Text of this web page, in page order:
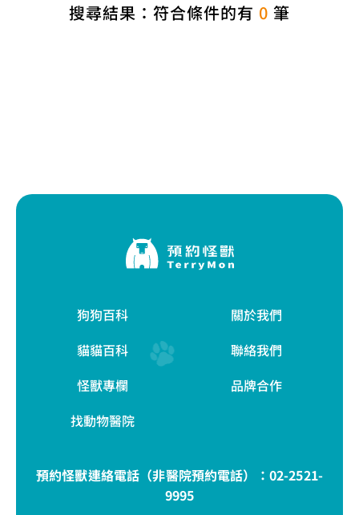
搜尋結果：符合條件的有 0 筆
狗狗百科
貓貓百科
怪獸專欄
找動物醫院
關於我們
聯絡我們
品牌合作
預約怪獸連絡電話（非醫院預約電話）： 02-2521-
9995